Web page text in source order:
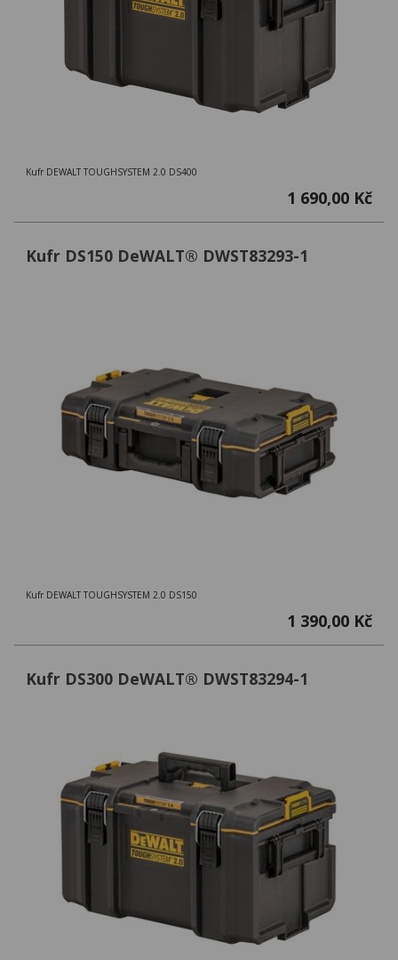
Kufr DEWALT TOUGHSYSTEM 2.0 DS400
1 690,00 Kč
Kufr DS150 DeWALT® DWST83293-1
Kufr DEWALT TOUGHSYSTEM 2.0 DS150
1 390,00 Kč
Kufr DS300 DeWALT® DWST83294-1